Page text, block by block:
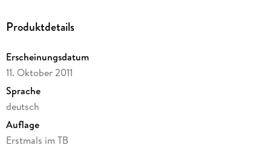
Produktdetails
Erscheinungsdatum
11. Oktober 2011
Sprache
deutsch
Auflage
Erstmals im TB